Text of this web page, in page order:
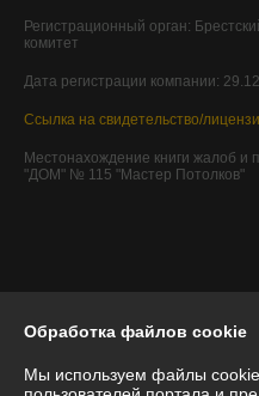
Регистрационный орган:
комитет
Дата регистрации компании:
Ссылка на свидетельство/
Местонахождение книги жалоб
"ДОМ" № 115 "Мастер Потолков"
Обработка файлов cookie
Мы используем файлы